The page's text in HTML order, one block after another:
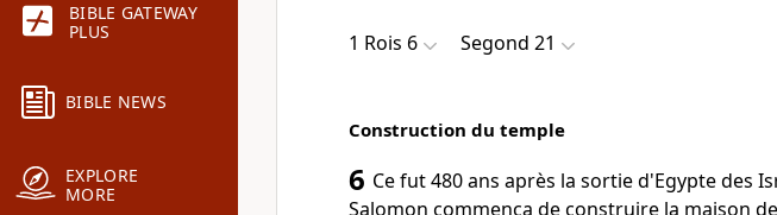
BIBLE GATEWAY
PLUS
BIBLE NEWS
EXPLORE
MORE
1 Rois 6 Segond 21
Construction du temple
6 Ce fut 480 ans après la sortie d'Egypte des
Salomon commença de construire la maison